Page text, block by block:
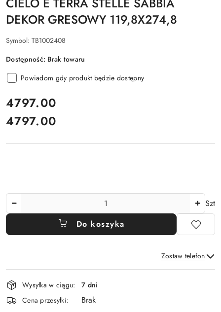
DEKOR GRESOWY 119,8X274,8
Symbol: TB1002408
Dostępność: Brak towaru
Powiadom gdy produkt będzie dostępny
cena:
4797.00
Cena:
4797.00
Szt
Do koszyka
Zostaw telefon
Dostępność
i
dostawa
Wysyłka w ciągu:
7 dni
Cena przesyłki:
Brak